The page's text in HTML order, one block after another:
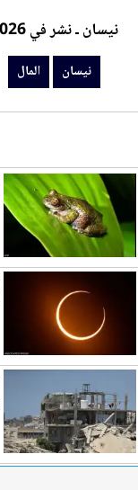
نيسان ـ نشر في 2026-07-05 الساعة 14:14
نيسان المال